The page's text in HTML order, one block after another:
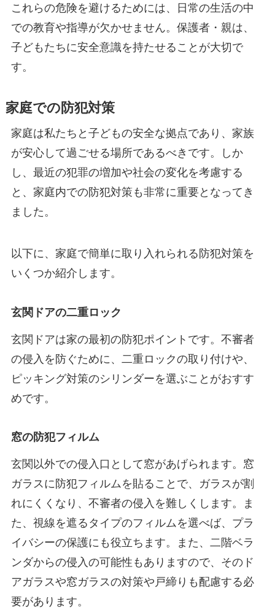
これらの危険を避けるためには、日常の生活の中
での教育や指導が欠かせません。保護者・親は、
子どもたちに安全意識を持たせることが大切で
す。
家庭での防犯対策
家庭は私たちと子どもの安全な拠点であり、家族
が安心して過ごせる場所であるべきです。しか
し、最近の犯罪の増加や社会の変化を考慮する
と、家庭内での防犯対策も非常に重要となってき
ました。
以下に、家庭で簡単に取り入れられる防犯対策を
いくつか紹介します。
玄関ドアの二重ロック
玄関ドアは家の最初の防犯ポイントです。不審者
の侵入を防ぐために、二重ロックの取り付けや、
ピッキング対策のシリンダーを選ぶことがおすす
めです。
窓の防犯フィルム
玄関以外での侵入口として窓があげられます。窓
ガラスに防犯フィルムを貼ることで、ガラスが割
れにくくなり、不審者の侵入を難しくします。ま
た、視線を遮るタイプのフィルムを選べば、プラ
イバシーの保護にも役立ちます。また、二階ベラ
ンダからの侵入の可能性もありますので、そのド
アガラスや窓ガラスの対策や戸締りも配慮する必
要があります。